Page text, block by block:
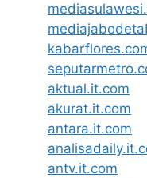
aktual.it.com
akurat.it.com
antara.it.com
antv.it.com